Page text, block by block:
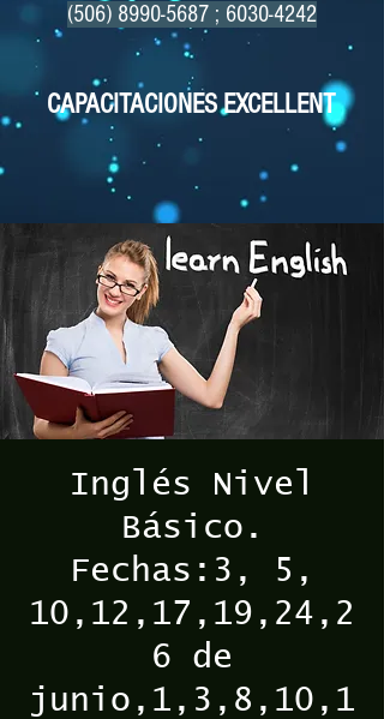
(506) 8990-5687 ; 6030-4242
CAPACITACIONES EXCELLENT
Inglés Nivel
Básico.
Fechas:3, 5,
10,12,17,19,24,2
6 de
junio,1,3,8,10,1